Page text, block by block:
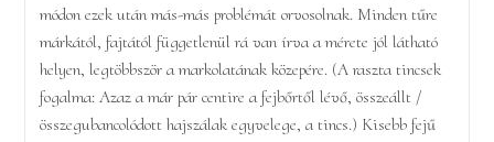
módon ezek után más-más problémát orvosolnak. Minden tűre
márkától, fajtától függetlenül rá van írva a mérete jól látható
helyen, legtöbbször a markolatának közepére. (A raszta tincsek
fogalma: Azaz a már pár centire a fejbőrtől lévő, összeállt /
összegubancolódott hajszálak egyvelege, a tincs.) Kisebb fejű